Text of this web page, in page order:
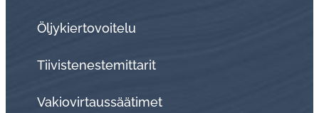
Öljykiertovoitelu
Tiivistenestemittarit
Vakiovirtaussäätimet